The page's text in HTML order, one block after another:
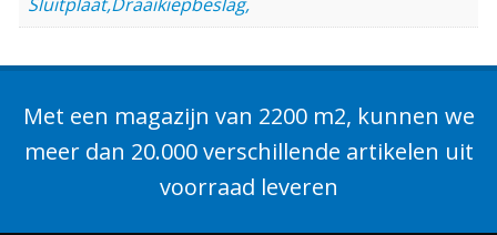
Met een magazijn van 2200 m2, kunnen we
meer dan 20.000 verschillende artikelen uit
voorraad leveren